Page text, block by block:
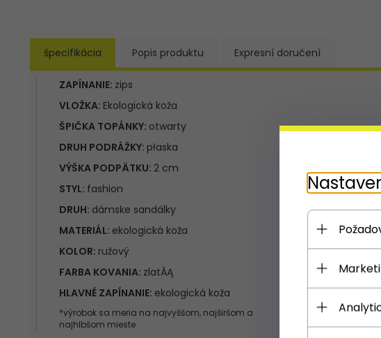
špecifikácia Popis produktu Expresní doručení
ZAPÍNANIE: zips
VLOŽKA: Ekologická koža
ŠPIČKA TOPÁNKY: otwarty
DRUH PODRÁŽKY: płaska
VÝŠKA PODPÄTKU: 2 cm
STYL: fashion
DRUH: dámske sandálky
MATERIÁL: ekologická koža
KOLOR: ružový
FARBA KOVANIA: zlatĂĄ
HLAVNÉ ZAPÍNANIE: ekologická koža
*výrobok sa meria na najvyššom, najširšom a
najhlbšom mieste